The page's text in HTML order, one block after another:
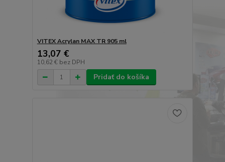
VITEX Acrylan MAX TR 905 ml
13,07 €
10,62 € bez DPH
Pridať do košíka